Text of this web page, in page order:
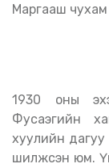
Маргааш
1930 оны
Фусаэгийн
хуулийн дагуу
шилжсэн юм.